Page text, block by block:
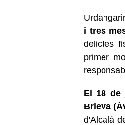
i tres
delictes
primer
El 18 de
Brieva
d'Alcalá